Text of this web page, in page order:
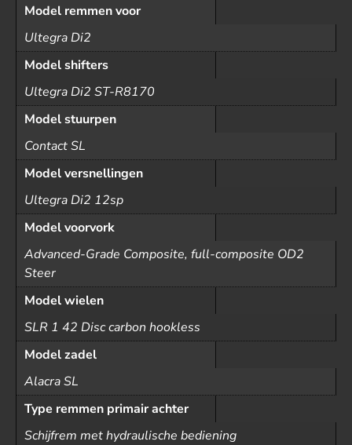
Model remmen voor
Ultegra Di2
Model shifters
Ultegra Di2 ST-R8170
Model stuurpen
Contact SL
Model versnellingen
Ultegra Di2 12sp
Model voorvork
Advanced-Grade Composite, full-composite OD2
Steer
Model wielen
SLR 1 42 Disc carbon hookless
Model zadel
Alacra SL
Type remmen primair achter
Schijfrem met hydraulische bediening